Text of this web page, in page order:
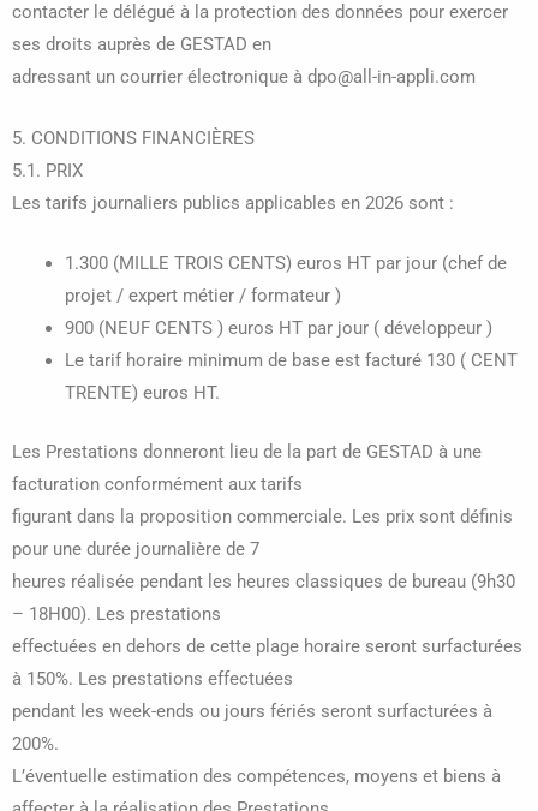
contacter le délégué à la protection des données pour exercer
ses droits auprès de GESTAD en
adressant un courrier électronique à dpo@all-in-appli.com
5. CONDITIONS FINANCIÈRES
5.1. PRIX
Les tarifs journaliers publics applicables en 2026 sont :
1.300 (MILLE TROIS CENTS) euros HT par jour (chef de
projet / expert métier / formateur )
900 (NEUF CENTS ) euros HT par jour ( développeur )
Le tarif horaire minimum de base est facturé 130 ( CENT
TRENTE) euros HT.
Les Prestations donneront lieu de la part de GESTAD à une
facturation conformément aux tarifs
figurant dans la proposition commerciale. Les prix sont définis
pour une durée journalière de 7
heures réalisée pendant les heures classiques de bureau (9h30
– 18H00). Les prestations
effectuées en dehors de cette plage horaire seront surfacturées
à 150%. Les prestations effectuées
pendant les week-ends ou jours fériés seront surfacturées à
200%.
L’éventuelle estimation des compétences, moyens et biens à